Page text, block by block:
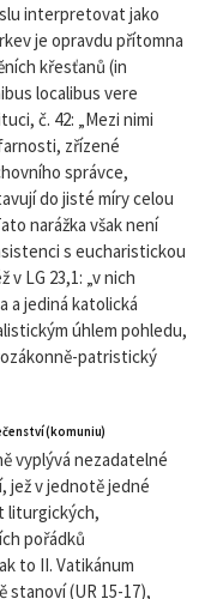
interpretovat jako
je opravdu přítomna
křesťanů (in
localibus vere
č. 42: „Mezi nimi
zřízené
správce,
do jisté míry celou
narážka však není
s eucharistickou
LG 23,1: „v nich
a jediná katolická
úhlem pohledu,
patristický
(komuniu)
vyplývá nezadatelné
jež v jednotě jedné
liturgických,
pořádků
to II. Vatikánum
stanoví (UR 15-17),